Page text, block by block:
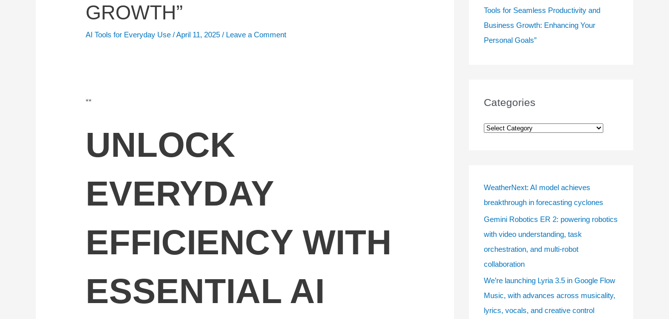
GROWTH”
AI Tools for Everyday Use /April 11, 2025/ Leave a Comment
**
UNLOCK
EVERYDAY
EFFICIENCY WITH
ESSENTIAL AI
Tools for Seamless Productivity and
Business Growth: Enhancing Your
Personal Goals”
Categories
C
g
o
r
i
e
s
WeatherNext: AI model achieves
breakthrough in forecasting cyclones
Gemini Robotics ER 2: powering robotics
with video understanding, task
orchestration, and multi-robot
collaboration
We’re launching Lyria 3.5 in Google Flow
Music, with advances across musicality,
lyrics, vocals, and creative control